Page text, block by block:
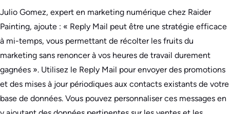
Julio Gomez, expert en marketing numérique chez Raider
Painting, ajoute : « Reply Mail peut être une stratégie efficace
à mi-temps, vous permettant de récolter les fruits du
marketing sans renoncer à vos heures de travail durement
gagnées ». Utilisez le Reply Mail pour envoyer des promotions
et des mises à jour périodiques aux contacts existants de votre
base de données. Vous pouvez personnaliser ces messages en